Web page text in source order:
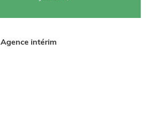
Agence intérim